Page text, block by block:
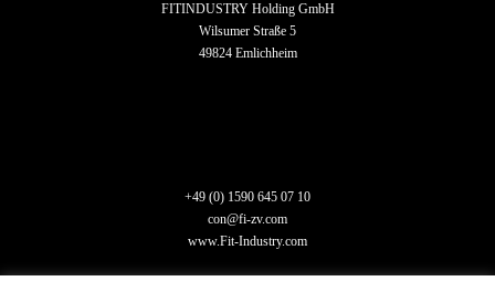
FITINDUSTRY Holding GmbH
Wilsumer Straße 5
49824 Emlichheim
+49 (0) 1590 645 07 10
con@fi-zv.com
www.Fit-Industry.com